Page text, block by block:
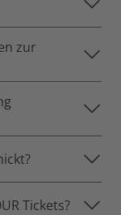
zur
Tickets?